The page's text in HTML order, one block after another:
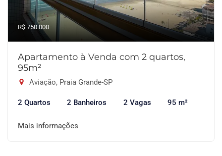
R$ 750.000
Apartamento à Venda com 2 quartos,
95m²
Aviação, Praia Grande-SP
2 Quartos 2 Banheiros 2 Vagas 95 m²
Mais informações